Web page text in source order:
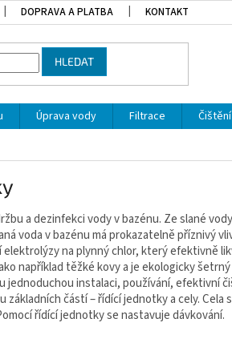
DOPRAVA A PLATBA KONTAKT
HLEDAT
Úprava vody Filtrace Čištění
a dezinfekci vody v bazénu. Ze slané
voda v bazénu má prokazatelně příznivý
na plynný chlor, který efektivně
například těžké kovy a je ekologicky
jednoduchou instalaci, používání, efektivní
základních částí – řídící jednotky a cely.
řídící jednotky se nastavuje dávkování.